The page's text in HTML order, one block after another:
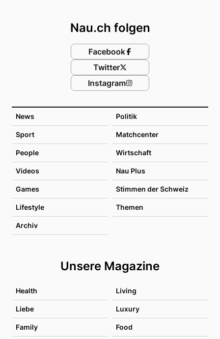
News Politik
Sport Matchcenter
People Wirtschaft
Videos Nau Plus
Games Stimmen der Schweiz
Lifestyle Themen
Archiv
Unsere Magazine
Health Living
Liebe Luxury
Family Food
Nau.ch folgen
Facebook
Twitter
Instagram